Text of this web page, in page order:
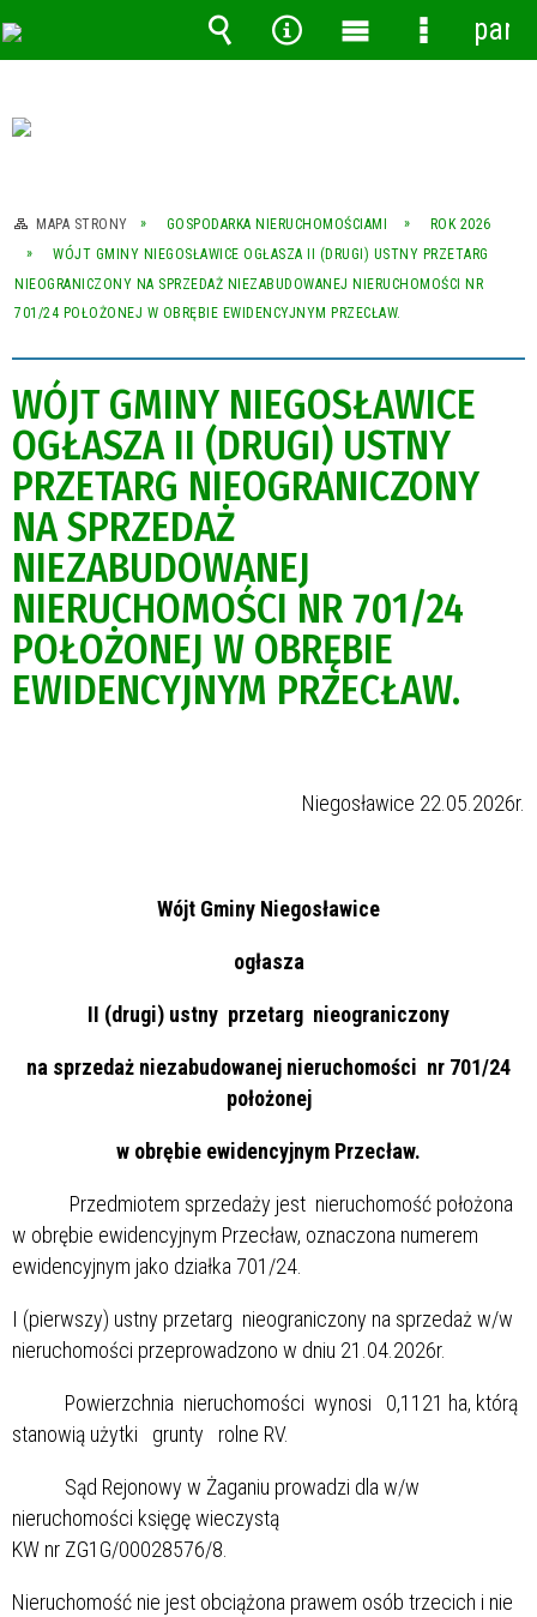
MAPA STRONY GOSPODARKA NIERUCHOMOŚCIAMI
ROK 2026
WÓJT GMINY NIEGOSŁAWICE OGŁASZA II (DRUGI) USTNY PRZETARG
NIEOGRANICZONY NA SPRZEDAŻ NIEZABUDOWANEJ NIERUCHOMOŚCI NR
701/24 POŁOŻONEJ W OBRĘBIE EWIDENCYJNYM PRZECŁAW.
WÓJT GMINY NIEGOSŁAWICE
OGŁASZA II (DRUGI) USTNY
PRZETARG NIEOGRANICZONY
NA SPRZEDAŻ
NIEZABUDOWANEJ
NIERUCHOMOŚCI NR 701/24
POŁOŻONEJ W OBRĘBIE
EWIDENCYJNYM PRZECŁAW.
Niegosławice 22.05.2026r.
Wójt Gminy Niegosławice
ogłasza
II (drugi) ustny przetarg nieograniczony
na sprzedaż niezabudowanej nieruchomości nr 701/24
położonej
w obrębie ewidencyjnym Przecław.
Przedmiotem sprzedaży jest nieruchomość położona
w obrębie ewidencyjnym Przecław, oznaczona numerem
ewidencyjnym jako działka 701/24.
I (pierwszy) ustny przetarg nieograniczony na sprzedaż w/w
nieruchomości przeprowadzono w dniu 21.04.2026r.
Powierzchnia nieruchomości wynosi 0,1121 ha, którą
stanowią użytki grunty rolne RV.
Sąd Rejonowy w Żaganiu prowadzi dla w/w
nieruchomości księgę wieczystą
KW nr ZG1G/00028576/8.
Nieruchomość nie jest obciążona prawem osób trzecich i nie
Wyszukiwarka
Narzędzia
MenuMenu